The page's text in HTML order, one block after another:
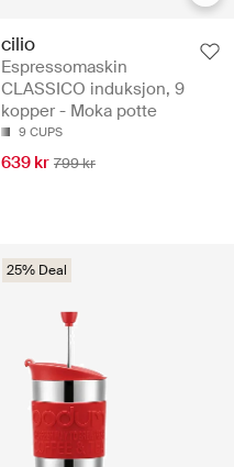
cilio
Espressomaskin
CLASSICO induksjon, 9
kopper - Moka potte
9 CUPS
639 kr 799 kr
25% Deal